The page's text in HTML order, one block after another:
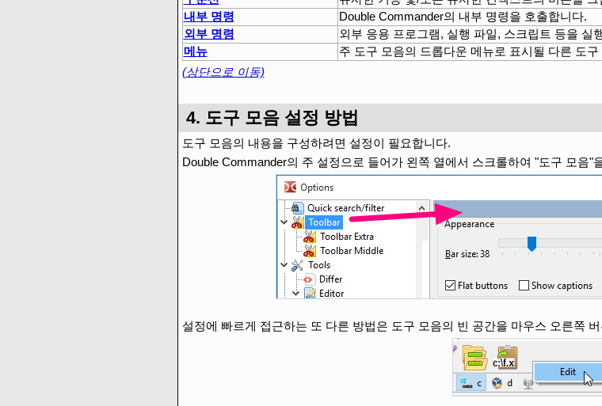
내부 명령
Double Commander의 내부 명령을 호출합니다.
외부 명령
외부 응용 프로그램, 실행 파일, 스크립트 등을 실
메뉴
주 도구 모음의 드롭다운 메뉴로 표시될 다른 도
(상단으로 이동)
4. 도구 모음 설정 방법
도구 모음의 내용을 구성하려면 설정이 필요합니다.
Double Commander의 주 설정으로 들어가 왼쪽 열에서 스크롤하여 "도구 모음"
설정에 빠르게 접근하는 또 다른 방법은 도구 모음의 빈 공간을 마우스 오른쪽